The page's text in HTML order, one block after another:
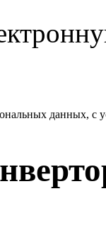
данных, с